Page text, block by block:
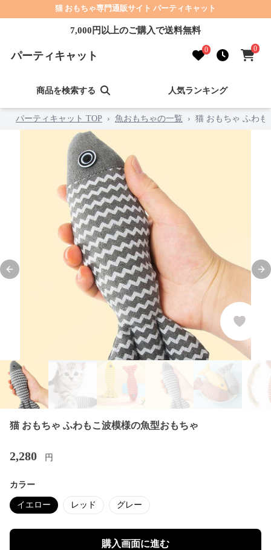
猫 おもちゃ専門通販サイト パーティキャット
7,000円以上のご購入で送料無料
パーティキャット 0 0
商品を検索する 人気ランキング
パーティキャット TOP › 魚おもちゃの一覧 › 猫 おもちゃ ふわも
Previous slide
猫 おもちゃ ふわもこ波模様の魚型おもちゃ
2,280 円
カラー
イエロー レッド グレー
購入画面に進む